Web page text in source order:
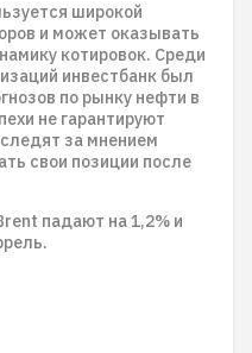
широкой
и может оказывать
котировок. Среди
инвестбанк был
по рынку нефти в
не гарантируют
за мнением
свои позиции после
падают на 1,2% и